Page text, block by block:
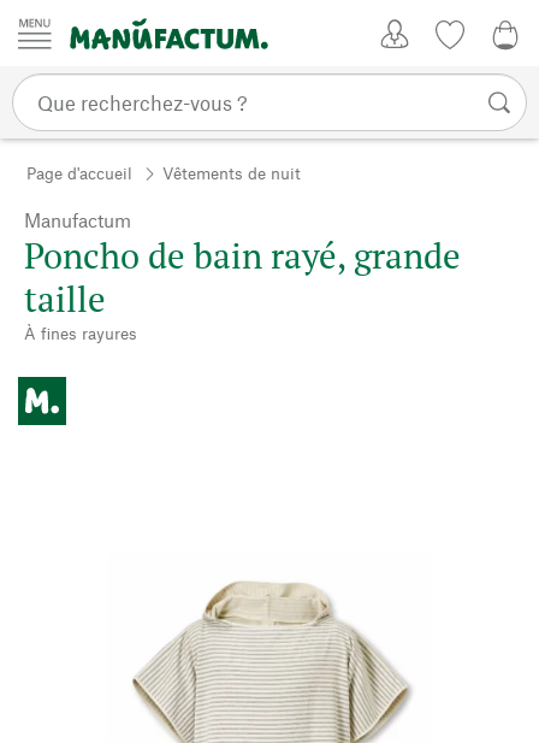
Passer au contenu
Page d'accueil Vêtements de nuit
Manufactum
Poncho de bain rayé, grande
taille
À fines rayures